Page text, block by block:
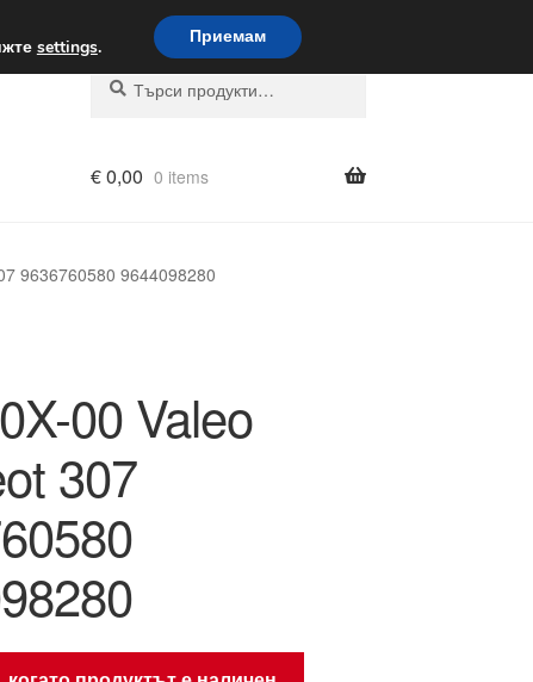
по целия свят
Търсене
Търсене
€0,00 0 items
9636760580 9644098280
00 Valeo
307
settings. Приемам